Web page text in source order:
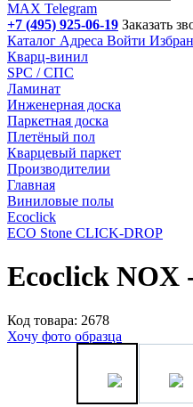
MAX Telegram
+7 (495) 925-06-19 Заказать
Каталог Адреса Войти
Кварц-винил
SPC / СПС
Ламинат
Инженерная доска
Паркетная доска
Плетёный пол
Кварцевый паркет
Производителии
Главная
Виниловые полы
Ecoclick
ECO Stone CLICK-DROP
Ecoclick NOX
Код товара: 2678
Хочу фото образца